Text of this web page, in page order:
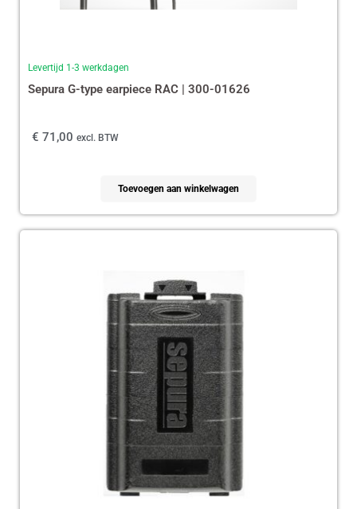
Levertijd 1-3 werkdagen
Sepura G-type earpiece RAC | 300-01626
€ 71,00 excl. BTW
Toevoegen aan winkelwagen